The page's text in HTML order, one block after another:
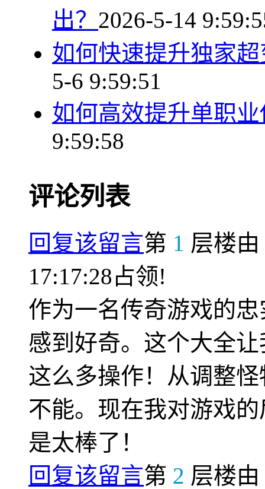
出？ 2026-5-14
如何快速提升独家
5-6 9:59:51
如何高效提升单职
9:59:58
评论列表
回复该留言第 1 层楼由
17:17:28占领!
作为一名传奇游戏的
感到好奇。这个大全
这么多操作！从调整
不能。现在我对游戏
是太棒了！
回复该留言第 2 层楼由